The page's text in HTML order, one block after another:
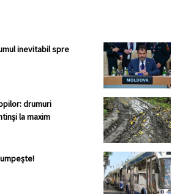
inevitabil spre
drumuri
la maxim